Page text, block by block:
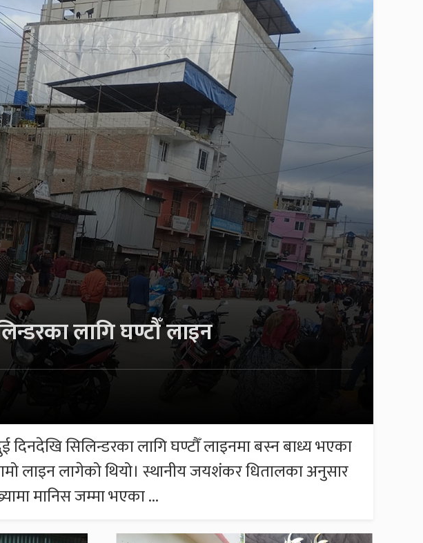
लागि घण्टौँ लाइन
सिलिन्डरका लागि घण्टौँ लाइनमा बस्न बाध्य भएका
लाइन लागेको थियो। स्थानीय जयशंकर धितालका अनुसार
मानिस जम्मा भएका ...